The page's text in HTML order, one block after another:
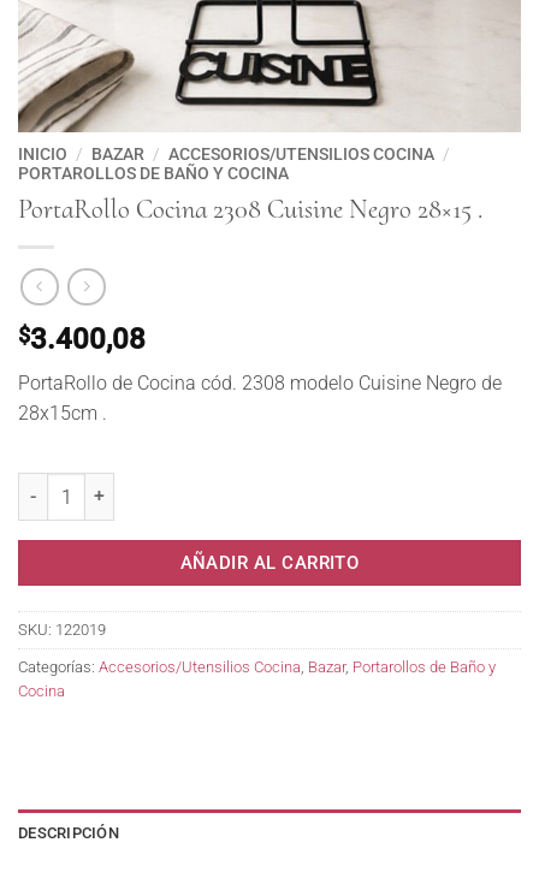
INICIO / BAZAR / ACCESORIOS/UTENSILIOS COCINA /
PORTAROLLOS DE BAÑO Y COCINA
PortaRollo Cocina 2308 Cuisine Negro 28×15 .
$3.400,08
PortaRollo de Cocina cód. 2308 modelo Cuisine Negro de
28x15cm .
AÑADIR AL CARRITO
SKU: 122019
Categorías: Accesorios/Utensilios Cocina Bazar, Portarollos de Baño y
Cocina
DESCRIPCIÓN